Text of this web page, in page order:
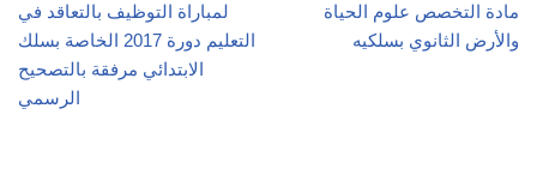
لمباراة التوظيف بالتعاقد في
التعليم دورة 2017 الخاصة بسلك
الابتدائي مرفقة بالتصحيح
الرسمي
مادة التخصص علوم الحياة
والأرض الثانوي بسلكيه